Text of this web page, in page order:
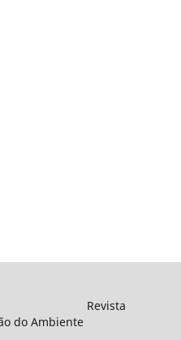
do Ambiente